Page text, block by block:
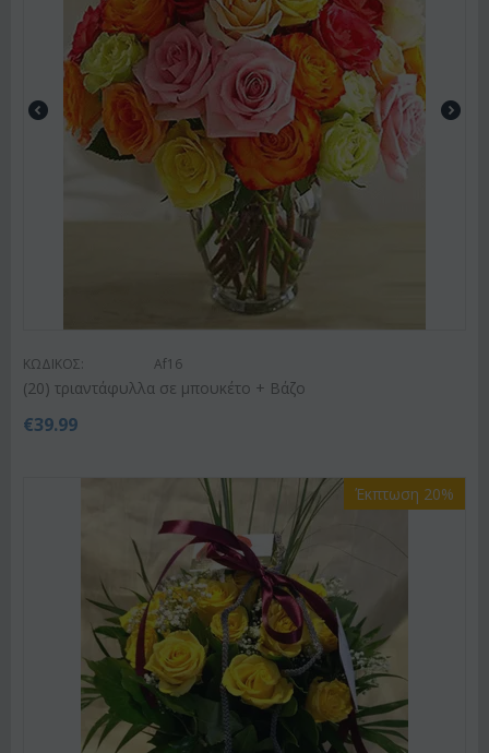
ΚΩΔΙΚΟΣ: Af16
(20) τριαντάφυλλα σε μπουκέτο + Βάζο
€39.99
Έκπτωση 20%